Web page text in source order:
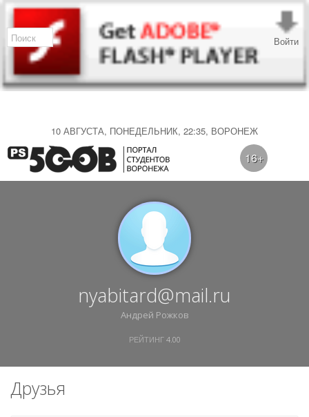
10 АВГУСТА, ПОНЕДЕЛЬНИК, 22:35, ВОРОНЕЖ
Войти
16+
nyabitard@mail.ru
Андрей Рожков
РЕЙТИНГ 4.00
Друзья